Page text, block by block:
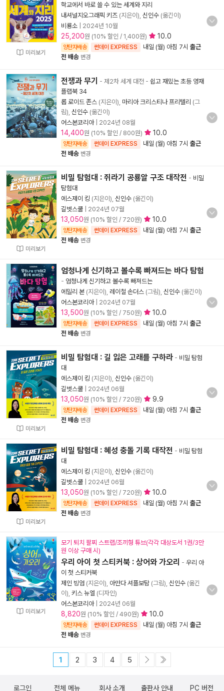
미리보기
학교에서 바로 쓸 수 있는 세계와 지리
내셔널지오그래픽 키즈 (지은이), 신인수 (옮긴이)
비룡소
2024년 10월
25,200원 (10% 할인 / 1,400원) 10.0
양탄자배송 썬데이 EXPRESS 내일 (월) 아침 7시 출근
전 배송 변경
전쟁과 무기 - 제2차 세계 대전 - 쉽고 재밌는 초등 영재
플랩북 34
롭 로이드 존스 (지은이), 마리아 크리스티나 프리텔리 (그
림), 신인수 (옮긴이)
어스본코리아| 2024년 08월
14,400원 (10% 할인 / 800원) 10.0
양탄자배송 썬데이 EXPRESS 내일 (월) 아침 7시 출근
전 배송 변경
미리보기
비밀 탐험대 : 쥐라기 공룡알 구조 대작전 - 비밀
탐험대
에스제이 킹 (지은이), 신인수 (옮긴이)
길벗스쿨
2024년 07월
13,050원 (10% 할인 / 720원) 10.0
양탄자배송 썬데이 EXPRESS 내일 (월) 아침 7시 출근
전 배송 변경
엄청나게 신기하고 볼수록 빠져드는 바다 탐험
- 엄청나게 신기하고 볼수록 빠져드는
에밀리 본 (지은이), 레이철 손더스 (그림), 신인수 (옮긴이)
어스본코리아| 2024년 07월
13,500원 (10% 할인 / 750원) 10.0
양탄자배송 썬데이 EXPRESS 내일 (월) 아침 7시 출근
전 배송 변경
미리보기
비밀 탐험대 : 길 잃은 고래를 구하라 - 비밀 탐험
대
에스제이 킹 (지은이), 신인수 (옮긴이)
길벗스쿨
2024년 06월
13,050원 (10% 할인 / 720원) 9.9
양탄자배송 썬데이 EXPRESS 내일 (월) 아침 7시 출근
전 배송 변경
미리보기
비밀 탐험대 : 혜성 충돌 기록 대작전 - 비밀 탐험
대
에스제이 킹 (지은이), 신인수 (옮긴이)
길벗스쿨
2024년 06월
13,050원 (10% 할인 / 720원) 10.0
양탄자배송 썬데이 EXPRESS 내일 (월) 아침 7시 출근
전 배송 변경
미리보기
모기 퇴치 팔찌 스트랩/조끼형 튜브(각각 대상도서 1권/3만
원 이상 구매 시)
우리 아이 첫 스티커북 : 상어와 가오리 - 우리 아
이 첫 스티커북
제인 빙엄 (지은이), 아만다 셔플보탐 (그림), 신인수 (옮긴
이), 키스 뉴엘 (디자인)
어스본코리아| 2024년 06월
8,820원 (10% 할인 / 490원) 10.0
양탄자배송 썬데이 EXPRESS 내일 (월) 아침 7시 출근
전 배송 변경
1 2 3 4 5
로그인 전체 메뉴 회사 소개 출판사 안내 PC 버전